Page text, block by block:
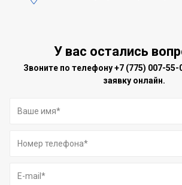
У вас остались
Звоните по телефону+7 (775) 007-55-
заявку онлайн.